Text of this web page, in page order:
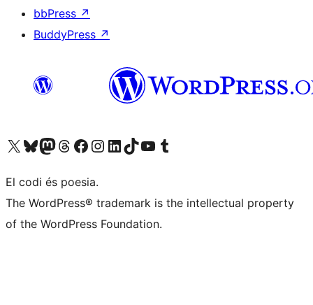
bbPress ↗
BuddyPress ↗
Visiteu el nostre compte X (abans Twitter)
Visiteu el nostre compte de Bluesky
Visiteu el nostre compte al Mastodon
Visiteu el nostre compte de Threads
Visiteu la nostra pàgina al Facebook
Visiteu el nostre compte d'Instagram
Visiteu el nostre compte de LinkedIn
Visiteu el nostre compte de TikTok
Visiteu el nostre canal al YouTube
Visiteu el nostre compte de Tumblr
El codi és poesia.
The WordPress® trademark is the intellectual property
of the WordPress Foundation.